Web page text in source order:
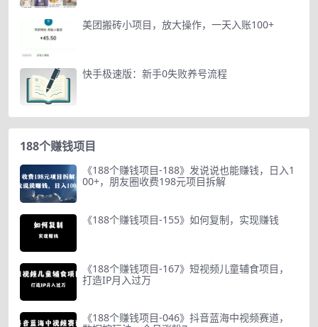
美团搬砖小项目，放大操作，一天入账100+
快手极速版：新手0失败养号流程
188个赚钱项目
《188个赚钱项目-188》发说说也能赚钱，日入1
00+，朋友圈收费198元项目拆解
《188个赚钱项目-155》如何复制，实现赚钱
《188个赚钱项目-167》短视频儿童辅食项目，
打造IP月入过万
《188个赚钱项目-046》抖音蓝海中视频赛道，